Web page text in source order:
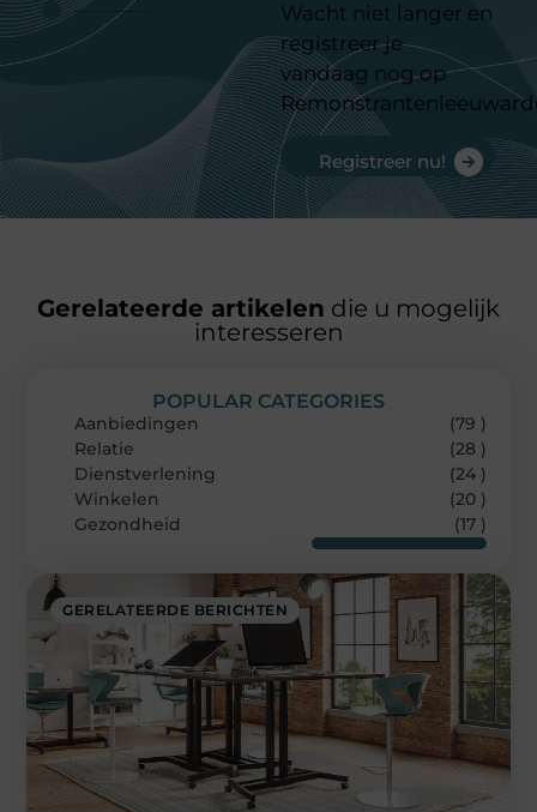
Wacht niet langer en
registreer je
vandaag nog op
Registreer nu!
Gerelateerde artikelen die u mogelijk
interesseren
GERELATEERDE BERICHTEN
POPULAR CATEGORIES
Aanbiedingen
(79 )
Relatie
(28 )
Dienstverlening
(24 )
Winkelen
(20 )
Gezondheid
(17 )